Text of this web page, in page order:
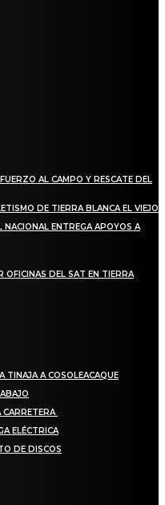
AL CAMPO Y RESCATE DEL
DE TIERRA BLANCA EL VIEJO
NACIONAL ENTREGA APOYOS A
OFICINAS DEL SAT EN TIERRA
TINAJA A COSOLEACAQUE
CARRETERA
ELÉCTRICA
DE DISCOS